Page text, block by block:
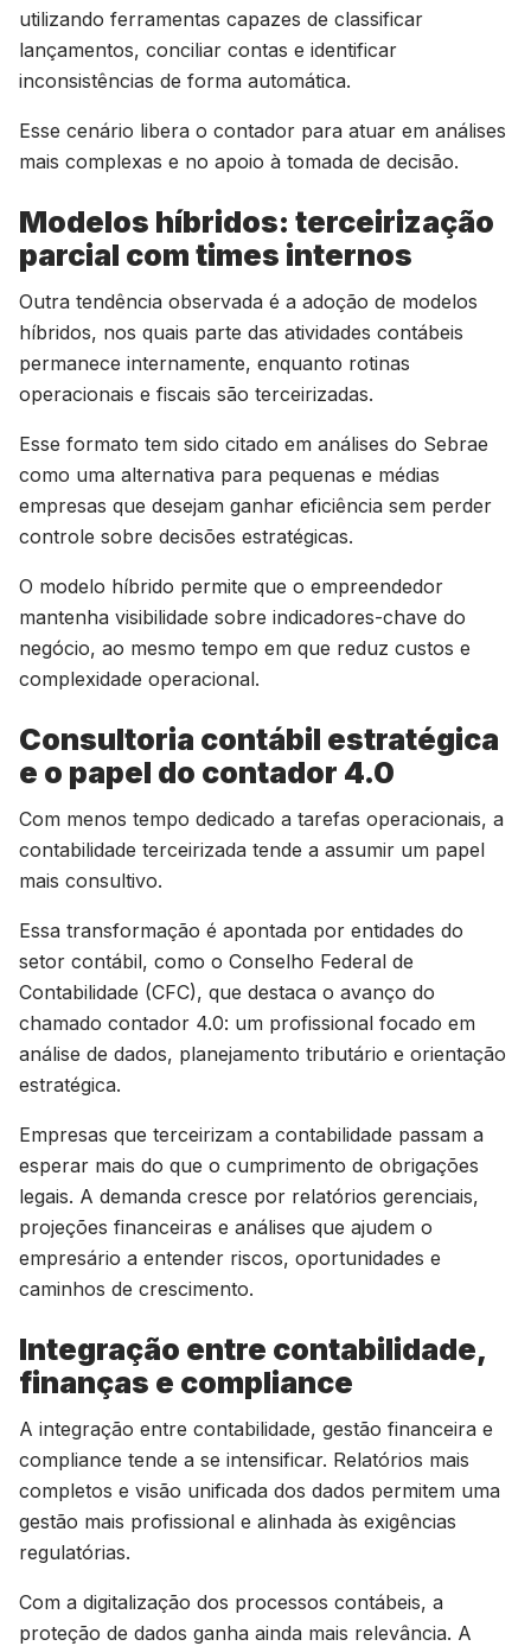
utilizando ferramentas capazes de classificar
lançamentos, conciliar contas e identificar
inconsistências de forma automática.
Esse cenário libera o contador para atuar em análises
mais complexas e no apoio à tomada de decisão.
Modelos híbridos: terceirização
parcial com times internos
Outra tendência observada é a adoção de modelos
híbridos, nos quais parte das atividades contábeis
permanece internamente, enquanto rotinas
operacionais e fiscais são terceirizadas.
Esse formato tem sido citado em análises do Sebrae
como uma alternativa para pequenas e médias
empresas que desejam ganhar eficiência sem perder
controle sobre decisões estratégicas.
O modelo híbrido permite que o empreendedor
mantenha visibilidade sobre indicadores-chave do
negócio, ao mesmo tempo em que reduz custos e
complexidade operacional.
Consultoria contábil estratégica
e o papel do contador 4.0
Com menos tempo dedicado a tarefas operacionais, a
contabilidade terceirizada tende a assumir um papel
mais consultivo.
Essa transformação é apontada por entidades do
setor contábil, como o Conselho Federal de
Contabilidade (CFC), que destaca o avanço do
chamado contador 4.0: um profissional focado em
análise de dados, planejamento tributário e orientação
estratégica.
Empresas que terceirizam a contabilidade passam a
esperar mais do que o cumprimento de obrigações
legais. A demanda cresce por relatórios gerenciais,
projeções financeiras e análises que ajudem o
empresário a entender riscos, oportunidades e
caminhos de crescimento.
Integração entre contabilidade,
finanças e compliance
A integração entre contabilidade, gestão financeira e
compliance tende a se intensificar. Relatórios mais
completos e visão unificada dos dados permitem uma
gestão mais profissional e alinhada às exigências
regulatórias.
Com a digitalização dos processos contábeis, a
proteção de dados ganha ainda mais relevância. A